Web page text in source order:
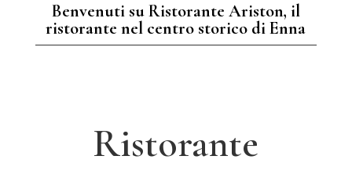
Benvenuti su Ristorante Ariston, il
ristorante nel centro storico di Enna
Ristorante